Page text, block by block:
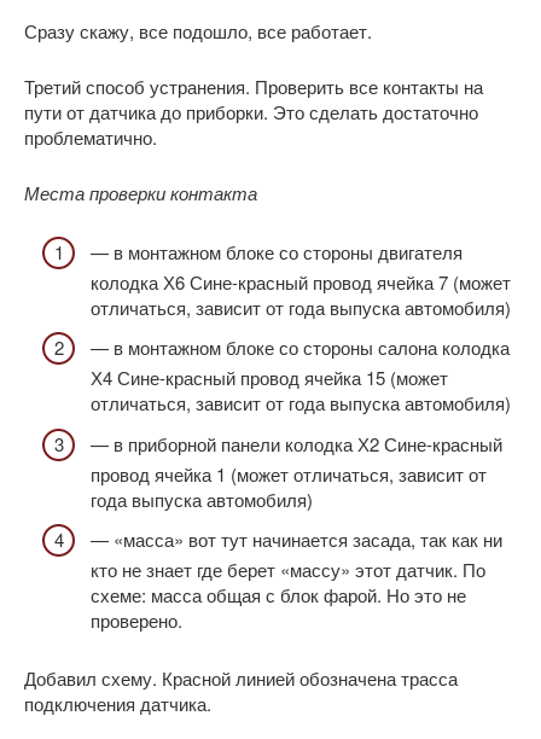
Сразу скажу, все подошло, все работает.
Третий способ устранения. Проверить все контакты на
пути от датчика до приборки. Это сделать достаточно
проблематично.
Места проверки контакта
— в монтажном блоке со стороны двигателя
колодка Х6 Сине-красный провод ячейка 7 (может
отличаться, зависит от года выпуска автомобиля)
— в монтажном блоке со стороны салона колодка
Х4 Сине-красный провод ячейка 15 (может
отличаться, зависит от года выпуска автомобиля)
— в приборной панели колодка Х2 Сине-красный
провод ячейка 1 (может отличаться, зависит от
года выпуска автомобиля)
— «масса» вот тут начинается засада, так как ни
кто не знает где берет «массу» этот датчик. По
схеме: масса общая с блок фарой. Но это не
проверено.
Добавил схему. Красной линией обозначена трасса
подключения датчика.